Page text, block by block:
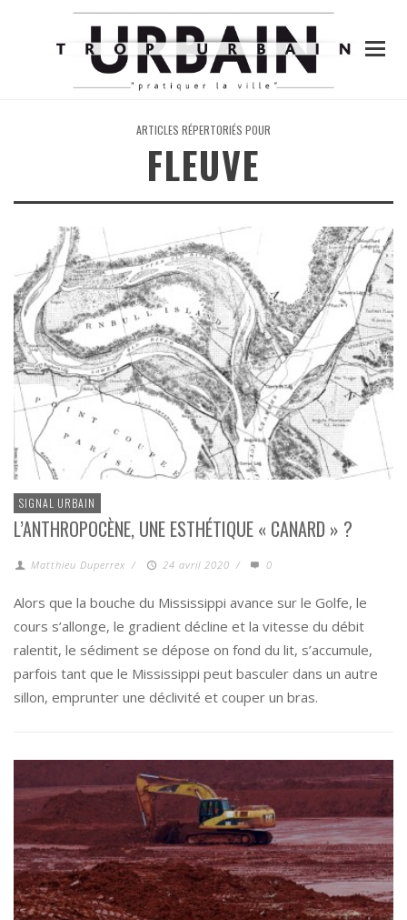
ARTICLES RÉPERTORIÉS POUR
FLEUVE
SIGNAL URBAIN
L’ANTHROPOCÈNE, UNE ESTHÉTIQUE « CANARD » ?
Matthieu Duperrex / 24 avril 2020 / 0
Alors que la bouche du Mississippi avance sur le Golfe, le
cours s’allonge, le gradient décline et la vitesse du débit
ralentit, le sédiment se dépose on fond du lit, s’accumule,
parfois tant que le Mississippi peut basculer dans un autre
sillon, emprunter une déclivité et couper un bras.